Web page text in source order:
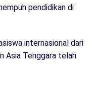
pendidikan di
internasional dari
Asia Tenggara telah